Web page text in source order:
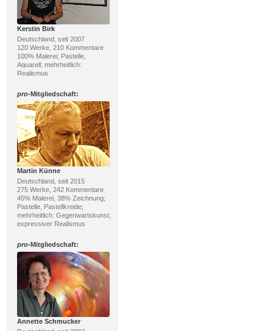
Kerstin Birk
Deutschland, seit 2007
120 Werke, 210 Kommentare
100% Malerei; Pastelle,
Aquarell; mehrheitlich:
Realismus
pro-Mitgliedschaft:
Martin Künne
Deutschland, seit 2015
275 Werke, 242 Kommentare
45% Malerei, 38% Zeichnung;
Pastelle, Pastellkreide;
mehrheitlich: Gegenwartskunst,
expressiver Realismus
pro-Mitgliedschaft:
Annette Schmucker